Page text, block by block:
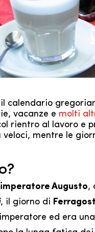
il calendario
vacanze e molti
rientro al lavoro e
mentre le
imperatore Augusto,
, il giorno di
ed era